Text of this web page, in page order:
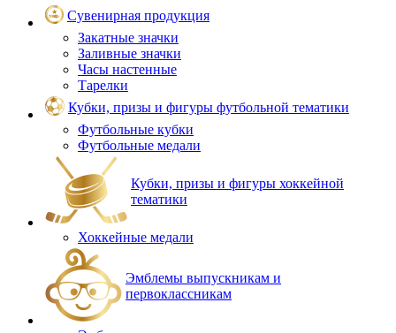
Сувенирная продукция
Закатные значки
Заливные значки
Часы настенные
Тарелки
Кубки, призы и фигуры футбольной тематики
Футбольные кубки
Футбольные медали
Кубки, призы и фигуры хоккейной
тематики
Хоккейные медали
Эмблемы выпускникам и
первоклассникам